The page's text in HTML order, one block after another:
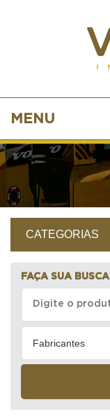
MENU
CATEGORIAS
FAÇA SUA BUSCA
Fabricantes